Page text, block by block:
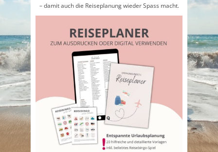
– damit auch die Reiseplanung wieder Spass macht.